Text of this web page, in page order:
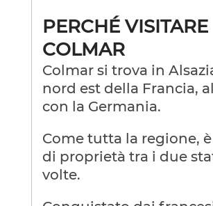
PERCHÉ VISITARE
COLMAR
Colmar si trova in
nord est della Francia,
con la Germania.
Come tutta la regione,
di proprietà tra i due
volte.